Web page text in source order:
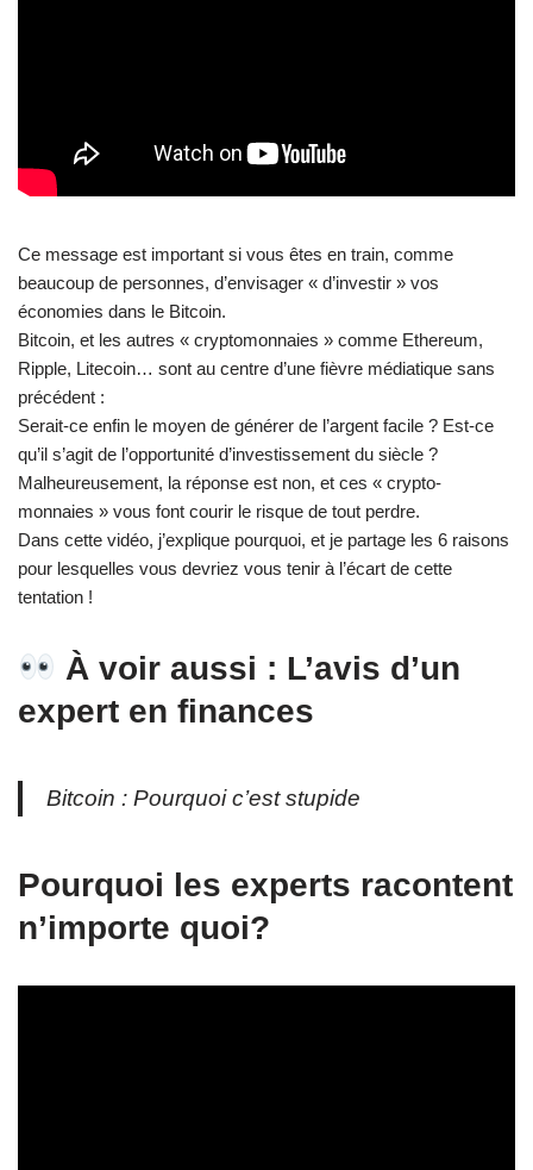
Ce message est important si vous êtes en train, comme
beaucoup de personnes, d’envisager « d’investir » vos
économies dans le Bitcoin.
Bitcoin, et les autres « cryptomonnaies » comme Ethereum,
Ripple, Litecoin… sont au centre d’une fièvre médiatique sans
précédent :
Serait-ce enfin le moyen de générer de l’argent facile ? Est-ce
qu’il s’agit de l’opportunité d’investissement du siècle ?
Malheureusement, la réponse est non, et ces « crypto-
monnaies » vous font courir le risque de tout perdre.
Dans cette vidéo, j’explique pourquoi, et je partage les 6 raisons
pour lesquelles vous devriez vous tenir à l’écart de cette
tentation !
À voir aussi : L’avis d’un
expert en finances
Bitcoin : Pourquoi c’est stupide
Pourquoi les experts racontent
n’importe quoi?